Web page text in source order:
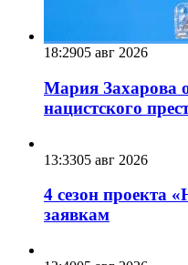
18:2905 авг 2026
Мария Захарова
нацистского
13:3305 авг 2026
4 сезон проекта
заявкам